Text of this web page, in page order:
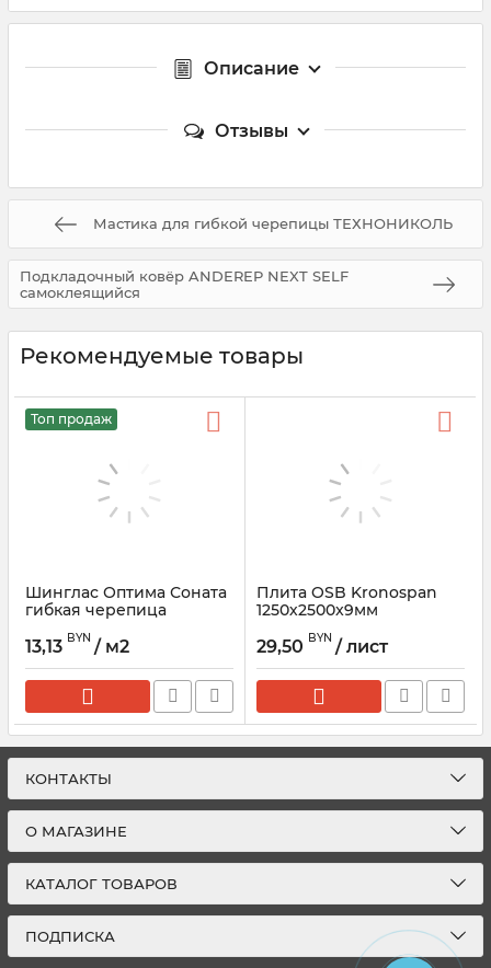
Описание
Отзывы
Мастика для гибкой черепицы ТЕХНОНИКОЛЬ
Подкладочный ковёр ANDEREP NEXT SELF
самоклеящийся
Рекомендуемые товары
Топ продаж
Шинглас Оптима Соната
гибкая черепица
13,13 BYN / м2
Плита OSB Kronospan
1250х2500x9мм
29,50 BYN / лист
КОНТАКТЫ
О МАГАЗИНЕ
КАТАЛОГ ТОВАРОВ
ПОДПИСКА